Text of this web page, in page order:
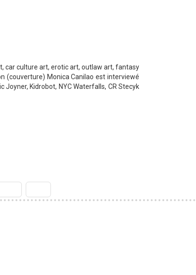
car culture art, erotic art, outlaw art, fantasy
(couverture) Monica Canilao est interviewé
Joyner, Kidrobot, NYC Waterfalls, CR Stecyk